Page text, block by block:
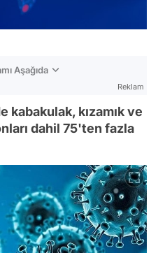
Aşağıda
Reklam
kızamık ve
dahil 75'ten fazla